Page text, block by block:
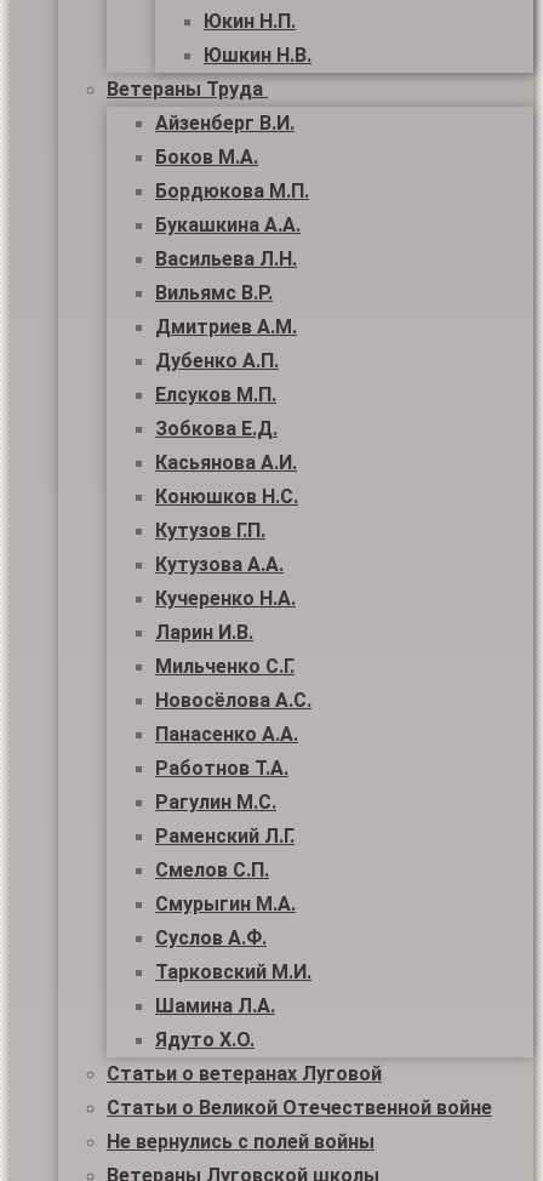
Юкин Н.П.
Юшкин Н.В.
Ветераны Труда
Айзенберг В.И.
Боков М.А.
Бордюкова М.П.
Букашкина А.А.
Васильева Л.Н.
Вильямс В.Р.
Дмитриев А.М.
Дубенко А.П.
Елсуков М.П.
Зобкова Е.Д.
Касьянова А.И.
Конюшков Н.С.
Кутузов Г.П.
Кутузова А.А.
Кучеренко Н.А.
Ларин И.В.
Мильченко С.Г.
Новосёлова А.С.
Панасенко А.А.
Работнов Т.А.
Рагулин М.С.
Раменский Л.Г.
Смелов С.П.
Смурыгин М.А.
Суслов А.Ф.
Тарковский М.И.
Шамина Л.А.
Ядуто Х.О.
Статьи о ветеранах Луговой
Статьи о Великой Отечественной войне
Не вернулись с полей войны
Ветераны Луговской школы